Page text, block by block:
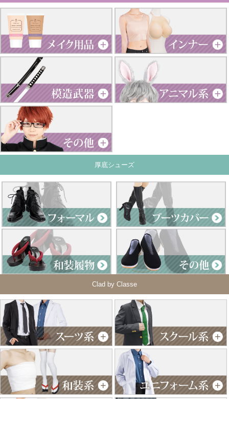
厚底シューズ
Clad by Classe